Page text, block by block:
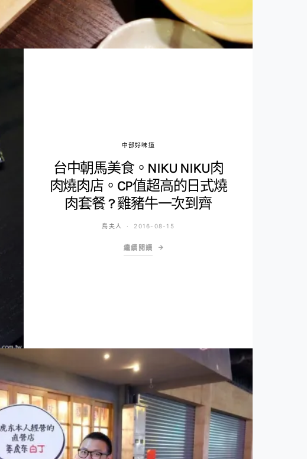
中部好味道
台中朝馬美食。NIKU NIKU肉
肉燒肉店。CP值超高的日式燒
肉套餐 ? 雞豬牛一次到齊
鳥夫人 2016-08-15
繼續閱讀